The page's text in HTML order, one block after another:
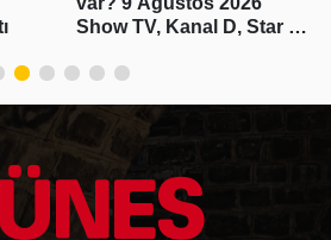
Show TV, Kanal D, Star TV,
akışı